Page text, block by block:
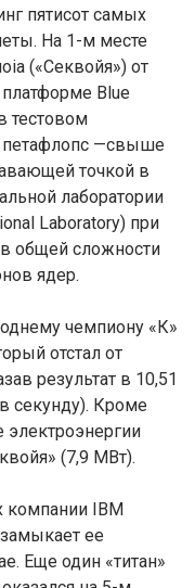
пятисот самых
На 1-м месте
(«Секвойя») от
Blue
тестовом
петафлопс —свыше
точкой в
лаборатории
Laboratory) при
общей сложности
ядер.
чемпиону «К»
отстал от
результат в 10,51
секунду). Кроме
электроэнергии
(7,9 МВт).
компании IBM
ее
Еще один «титан»